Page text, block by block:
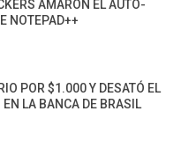
AMARON EL AUTO-
NOTEPAD++
POR $1.000 Y DESATÓ EL
EN LA BANCA DE BRASIL